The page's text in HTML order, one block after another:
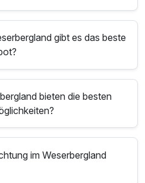
gibt es das beste
bieten die besten
im Weserbergland